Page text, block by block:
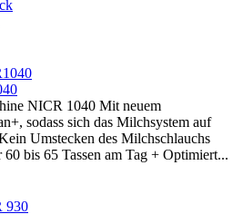
NICR 1040 Mit neuem
sodass sich das Milchsystem auf
Umstecken des Milchschlauchs
bis 65 Tassen am Tag + Optimiert...